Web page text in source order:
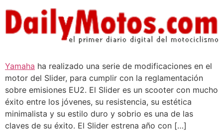
Yamaha ha realizado una serie de modificaciones en el
motor del Slider, para cumplir con la reglamentación
sobre emisiones EU2. El Slider es un scooter con mucho
éxito entre los jóvenes, su resistencia, su estética
minimalista y su estilo duro y sobrio es una de las
claves de su éxito. El Slider estrena año con […]